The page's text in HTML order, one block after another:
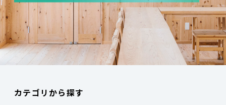
カテゴリから探す